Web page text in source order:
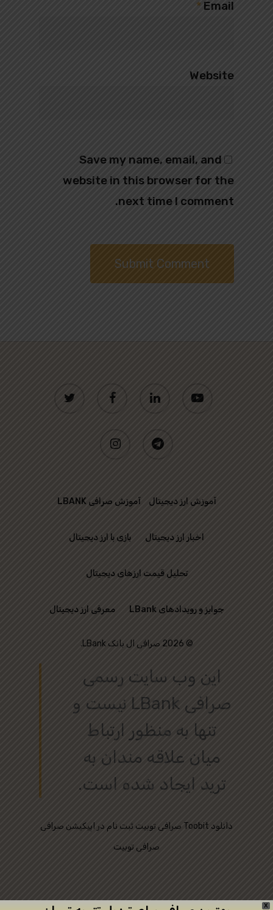
Email
*
Website
Save my name, email, and
website in this browser for the
next time I comment.
facebook linkedin
instagram telegram
آموزش ارز دیجیتال آموزش صرافی LBANK
اخبار ارز دیجیتال بازی با ارز دیجیتال
تحلیل قیمت ارزهای دیجیتال
جوایز و رویدادهای LBank معرفی ارز دیجیتال
© 2026 صرافی ال بانک LBank.
این وب‌ سایت رسمی
صرافی LBank نیست و
تنها به منظور ارتباط
میان علاقه‌ مندان به
ترید ایجاد شده است.
صرافی توبیت ثبت نام در اپیکیشن صرافی Toobit دانلود
صرافی توبیت
X